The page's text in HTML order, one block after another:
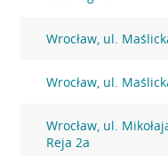
Wrocław, ul.
Wrocław, ul.
Wrocław, ul.
Reja 2a